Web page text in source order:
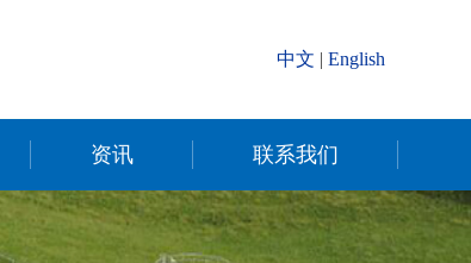
中文 | English
资讯 联系我们